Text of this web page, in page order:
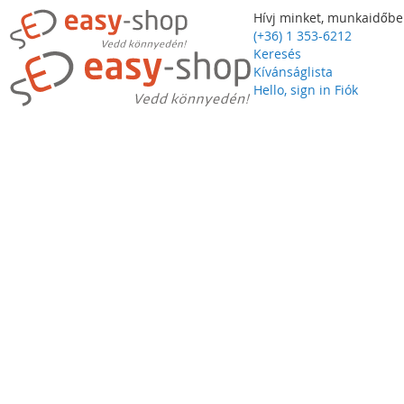
Hívj minket,
(+36) 1 353-6212
Keresés
Kívánságlista
Hello, sign in Fiók